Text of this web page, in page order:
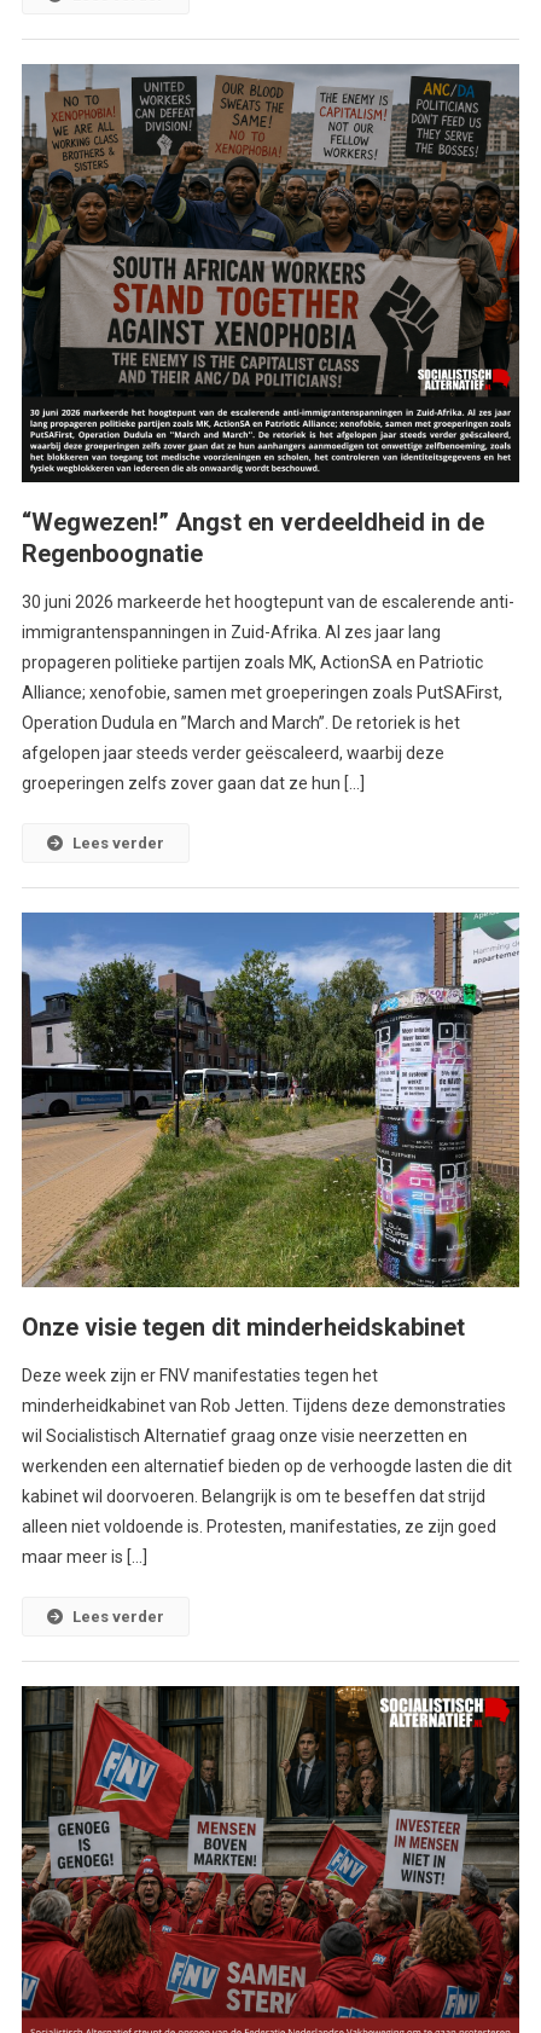
“Wegwezen!” Angst en verdeeldheid in de
Regenboognatie
30 juni 2026 markeerde het hoogtepunt van de escalerende anti-
immigrantenspanningen in Zuid-Afrika. Al zes jaar lang
propageren politieke partijen zoals MK, ActionSA en Patriotic
Alliance; xenofobie, samen met groeperingen zoals PutSAFirst,
Operation Dudula en ”March and March”. De retoriek is het
afgelopen jaar steeds verder geëscaleerd, waarbij deze
groeperingen zelfs zover gaan dat ze hun […]
Lees verder
Onze visie tegen dit minderheidskabinet
Deze week zijn er FNV manifestaties tegen het
minderheidkabinet van Rob Jetten. Tijdens deze demonstraties
wil Socialistisch Alternatief graag onze visie neerzetten en
werkenden een alternatief bieden op de verhoogde lasten die dit
kabinet wil doorvoeren. Belangrijk is om te beseffen dat strijd
alleen niet voldoende is. Protesten, manifestaties, ze zijn goed
maar meer is […]
Lees verder